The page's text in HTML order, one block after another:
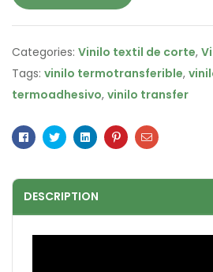
Categories: Vinilo textil de corte,
Tags: vinilo termotransferible,
termoadhesivo, vinilo transfer
Facebook
TwitterLinkedinPinterestEmail
DESCRIPTION